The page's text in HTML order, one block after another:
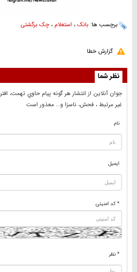
برچسب ها: بانک، استعلام،چک برگشتی
گزارش خطا
نظر شما
جوان آنلاين از انتشار هر گونه پيام حاوي تهمت،
غير مرتبط ، فحش، ناسزا و... معذور است
نام
ایمیل
* کد امنیتی
* نظر